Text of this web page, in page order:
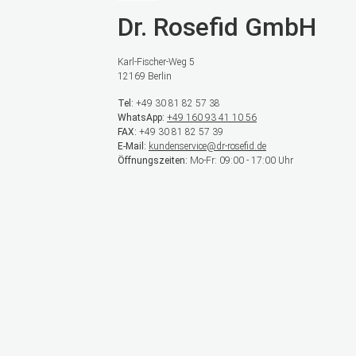
Dr. Rosefid GmbH
Karl-Fischer-Weg 5
12169 Berlin
Tel: +49 30 81 82 57 38
WhatsApp: +49 160 93 41 10 56
FAX: +49 30 81 82 57 39
E-Mail: kundenservice@dr-rosefid.de
Öffnungszeiten: Mo-Fr: 09:00 - 17:00 Uhr